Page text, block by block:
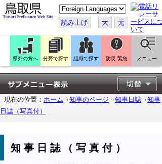
こ
の
ペ
ー
ジ
翻
訳
す
る
読み上げ 大 元
県外の方へ 分野で探す 組織で探す 防災 緊急 メニュー
現在の位置： ホーム 知事のページ 知事日誌
知事
日誌（写真付）
知事日誌（写真付）